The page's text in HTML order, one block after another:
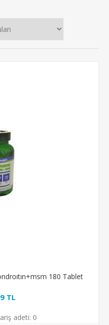
180 Tablet
TL
adeti: 0